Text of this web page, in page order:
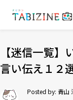
【迷信一覧
言い伝え１２
Posted by: 青山